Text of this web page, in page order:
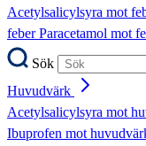
Acetylsalicylsyra mot
feberParacetamol mot
Sök
Huvudvärk
Acetylsalicylsyra mot
Ibuprofen mot